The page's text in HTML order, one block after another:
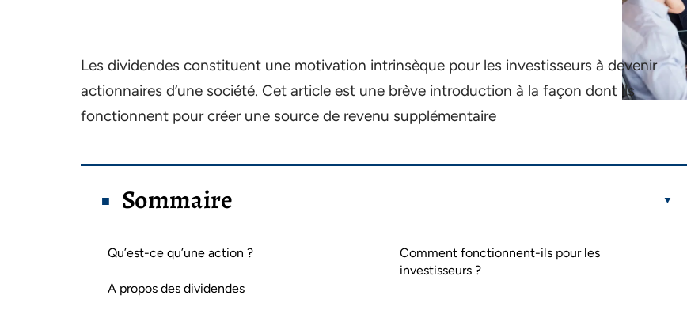
Les dividendes constituent une motivation intrinsèque pour les investisseurs à devenir
actionnaires d’une société. Cet article est une brève introduction à la façon dont ils
fonctionnent pour créer une source de revenu supplémentaire
Sommaire
Qu’est-ce qu’une action ?
A propos des dividendes
Comment fonctionnent-ils pour les
investisseurs ?